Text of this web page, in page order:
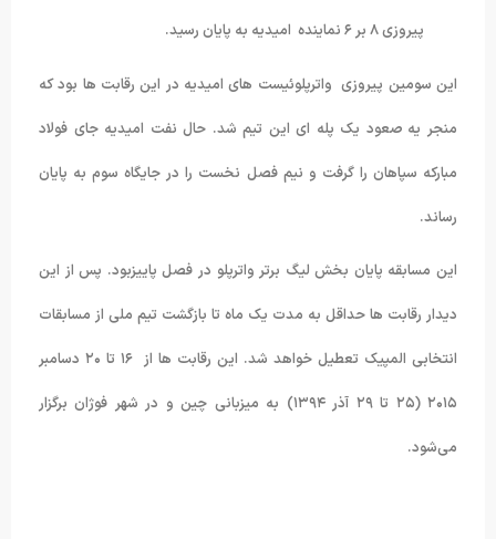
پیروزی ۸ بر ۶ نماینده امیدیه به پایان رسید.
این سومین پیروزی واترپلوئیست های امیدیه در این رقابت ها بود که
منجر یه صعود یک پله ای این تیم شد. حال نفت امیدیه جای فولاد
مبارکه سپاهان را گرفت و نیم فصل نخست را در جایگاه سوم به پایان
رساند.
این مسابقه پایان بخش لیگ برتر واترپلو در فصل پاییزبود. پس از این
دیدار رقابت ها حداقل به مدت یک ماه تا بازگشت تیم ملی از مسابقات
انتخابی المپیک تعطیل خواهد شد. این رقابت ها از ۱۶ تا ۲۰ دسامبر
۲۰۱۵ (۲۵ تا ۲۹ آذر ۱۳۹۴) به میزبانی چین و در شهر فوژان برگزار
می‌شود.